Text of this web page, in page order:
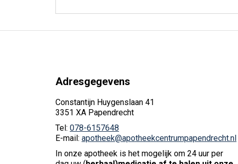
Adresgegevens
Constantijn Huygenslaan 41
3351 XA Papendrecht
Tel: 078-6157648
E-mail: apotheek@apotheekcentrumpapendrecht.nl
In onze apotheek is het mogelijk om 24 uur per